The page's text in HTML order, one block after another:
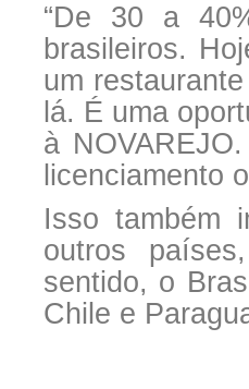
“De 30 a
brasileiros.
um
lá. É uma
à
licenciamento
Isso também
outros
sentido, o
Chile e